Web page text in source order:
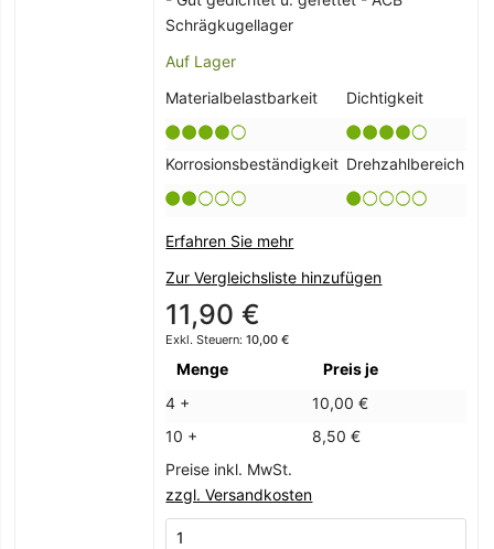
Schrägkugellager
Auf Lager
Materialbelastbarkeit
Dichtigkeit
Korrosionsbeständigkeit Drehzahlbereich
Erfahren Sie mehr
Zur Vergleichsliste hinzufügen
11,90 €
10,00 €
Menge
Preis je
4 +
10,00 €
10 +
8,50 €
Preise inkl. MwSt.
zzgl. Versandkosten